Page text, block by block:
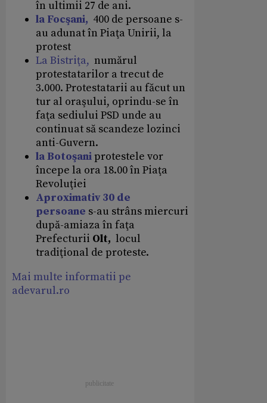
în ultimii 27 de ani.
la Focşani, 400 de persoane s-
au adunat în Piaţa Unirii, la
protest
La Bistriţa, numărul
protestatarilor a trecut de
3.000. Protestatarii au făcut un
tur al oraşului, oprindu-se în
faţa sediului PSD unde au
continuat să scandeze lozinci
anti-Guvern.
la Botoşaniprotestele vor
începe la ora 18.00 în Piaţa
Revoluţiei
Aproximativ 30 de
persoane s-au strâns miercuri
după-amiaza în faţa
Prefecturii Olt, locul
tradiţional de proteste.
Mai multe informatii pe
adevarul.ro